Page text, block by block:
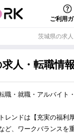
ご利用
茨城県の求
人・転職情
職・就職・アルバイト
レンドは【充実の福利
ど、ワークバランスを